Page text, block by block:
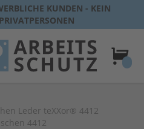
KUNDEN - KEIN
Leder teXXor® 4412
4412